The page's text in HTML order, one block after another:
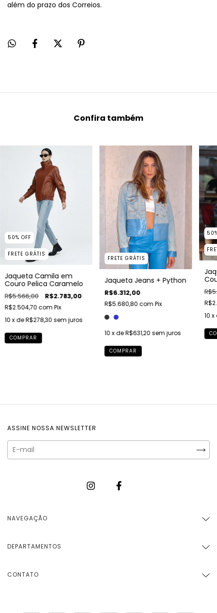
além do prazo dos Correios.
Confira também
50% OFF
FRETE GRÁTIS
Jaqueta Camila em
Couro Pelica Caramelo
R$5.566,00 R$2.783,00
R$2.504,70 com Pix
10 x deR$278,30 sem juros
COMPRAR
FRETE GRÁTIS
Jaqueta Jeans + Python
R$6.312,00
R$5.680,80 com Pix
10 x deR$631,20 sem juros
COMPRAR
50
10 x
ASSINE NOSSA NEWSLETTER
NAVEGAÇÃO
DEPARTAMENTOS
CONTATO